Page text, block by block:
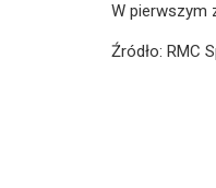
W pierwszym
Źródło: RMC